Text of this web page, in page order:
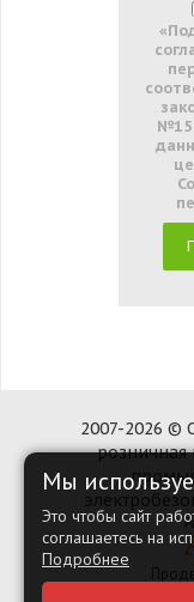
2007-2026 ©
Мы
Это чтобы сайт
соглашаетесь на
Подробнее